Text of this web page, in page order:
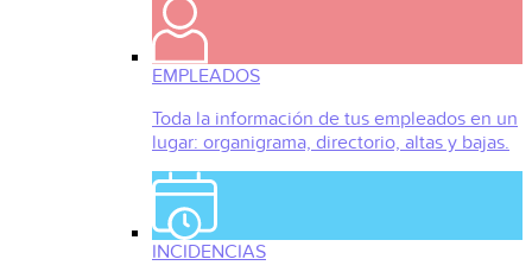
EMPLEADOS
Toda la información de tus empleados en un
lugar: organigrama, directorio, altas y bajas.
INCIDENCIAS